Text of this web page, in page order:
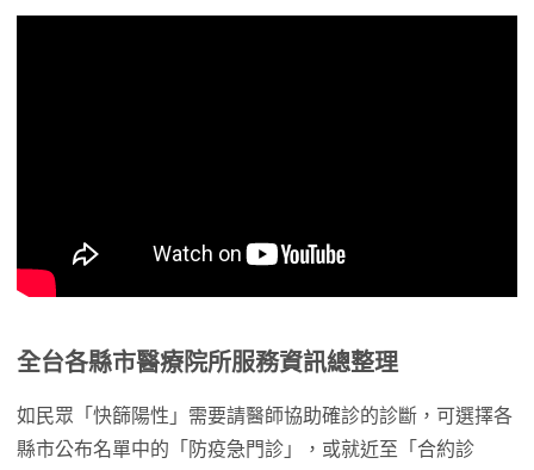
全台各縣市醫療院所服務資訊總整理
如民眾「快篩陽性」需要請醫師協助確診的診斷，可選擇各
縣市公布名單中的「防疫急門診」，或就近至「合約診